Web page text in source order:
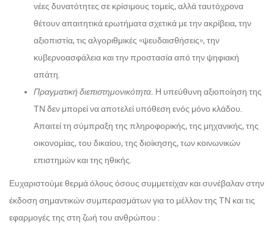
νέες δυνατότητες σε κρίσιμους τομείς, αλλά ταυτόχρονα
θέτουν απαιτητικά ερωτήματα σχετικά με την ακρίβεια, την
αξιοπιστία, τις αλγοριθμικές «ψευδαισθήσεις», την
κυβερνοασφάλεια και την προστασία από την ψηφιακή
απάτη.
Πραγματική διεπιστημονικότητα. Η υπεύθυνη αξιοποίηση της
ΤΝ δεν μπορεί να αποτελεί υπόθεση ενός μόνο κλάδου.
Απαιτεί τη σύμπραξη της πληροφορικής, της μηχανικής, της
οικονομίας, του δικαίου, της διοίκησης, των κοινωνικών
επιστημών και της ηθικής.
Ευχαριστούμε θερμά όλους όσους συμμετείχαν και συνέβαλαν στην
έκδοση σημαντικών συμπερασμάτων για το μέλλον της ΤΝ και τις
εφαρμογές της στη ζωή του ανθρώπου :